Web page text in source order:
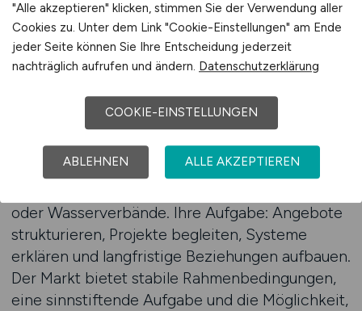
sie suchen Berater mit technischem
Verständnis, Praxisbezug und Integrität.
VERTRIEB.JOBS bringt Sie mit Unternehmen
Einstieg gelingt strukturiert – mit Schulungen,
klaren Produktportfolios und
Entwicklungspfaden. Ihre Kunden sind häufig
öffentliche Einrichtungen,
oder Wasserverbände. Ihre Aufgabe: Angebote
strukturieren, Projekte begleiten, Systeme
erklären und langfristige Beziehungen aufbauen.
Der Markt bietet stabile Rahmenbedingungen,
eine sinnstiftende Aufgabe und die Möglichkeit,
"Alle akzeptieren" klicken, stimmen Sie der Verwendung aller
Cookies zu. Unter dem Link "Cookie-Einstellungen" am Ende
jeder Seite können Sie Ihre Entscheidung jederzeit
nachträglich aufrufen und ändern. Datenschutzerklärung
COOKIE-EINSTELLUNGEN
ABLEHNEN ALLE AKZEPTIEREN